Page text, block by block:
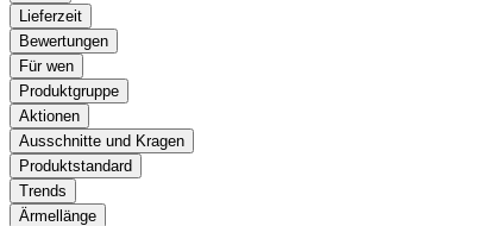
Lieferzeit
Bewertungen
Für wen
Produktgruppe
Aktionen
Ausschnitte und Kragen
Produktstandard
Trends
Ärmellänge